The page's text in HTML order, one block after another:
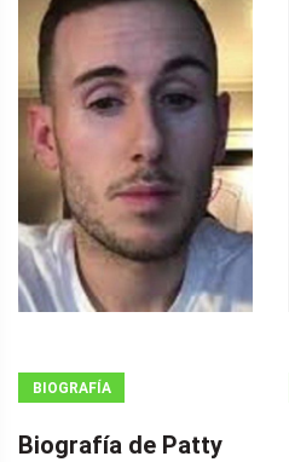
BIOGRAFÍA
Biografía de Patty